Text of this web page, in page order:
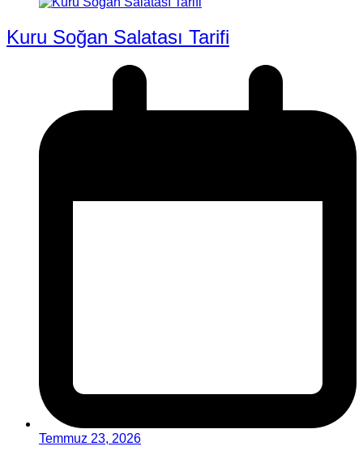
Kuru Soğan Salatası Tarifi
Temmuz 23, 2026